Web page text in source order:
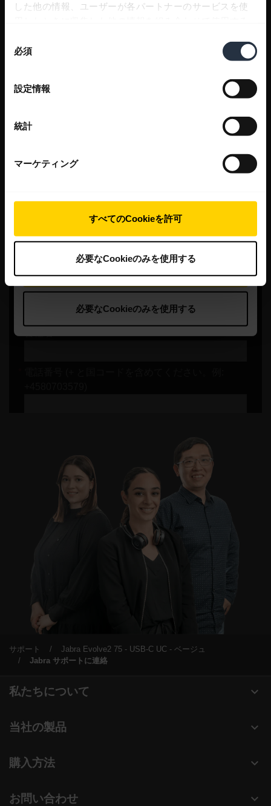
した他の情報、ユーザーが各パートナーのサービスを使
必須
設定情報
統計
マーケティング
すべてのCookieを許可
必要なCookieのみを使用する
サポート
Jabra Evolve2 75 - USB-C UC - ベージュ
Jabra サポートに連絡
expand_more
私たちについて
持続可能性に関する Jabra の方針
ニュースとプレスリリース
expand_more
当社の製品
ヘッドセット
ビデオ会議ソリューション
expand_more
購入方法
expand_more
お問い合わせ